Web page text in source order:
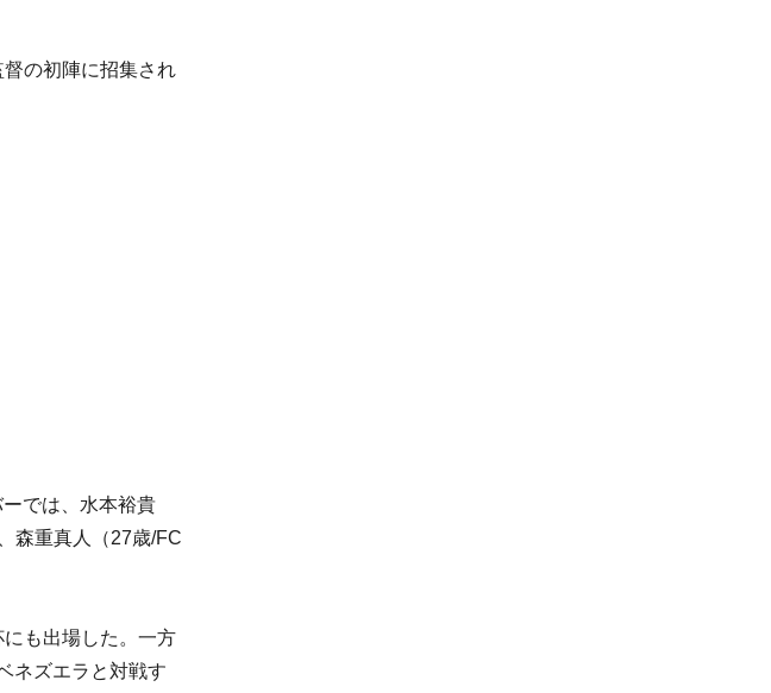
の初陣に招集され
では、水本裕貴
森重真人（27歳/FC
も出場した。一方
ネズエラと対戦す